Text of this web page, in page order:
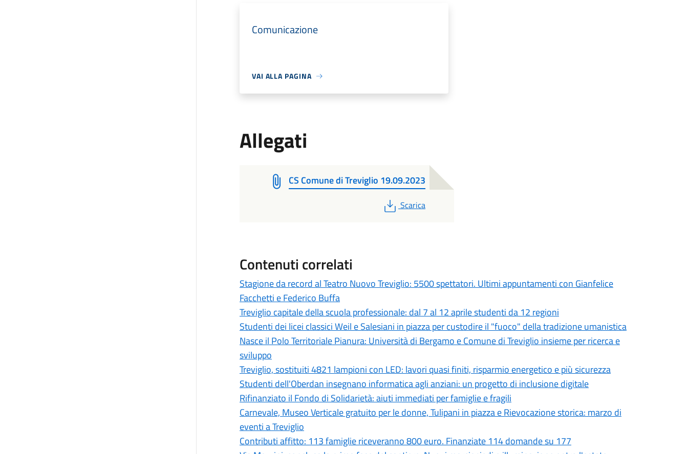
Comunicazione
VAI ALLA PAGINA
Allegati
CS Comune di Treviglio 19.09.2023
PDF
Scarica
Contenuti correlati
Stagione da record al Teatro Nuovo Treviglio: 5500 spettatori. Ultimi appuntamenti con Gianfelice
Facchetti e Federico Buffa
Treviglio capitale della scuola professionale: dal 7 al 12 aprile studenti da 12 regioni
Studenti dei licei classici Weil e Salesiani in piazza per custodire il "fuoco" della tradizione umanistica
Nasce il Polo Territoriale Pianura: Università di Bergamo e Comune di Treviglio insieme per ricerca e
sviluppo
Treviglio, sostituiti 4821 lampioni con LED: lavori quasi finiti, risparmio energetico e più sicurezza
Studenti dell'Oberdan insegnano informatica agli anziani: un progetto di inclusione digitale
Rifinanziato il Fondo di Solidarietà: aiuti immediati per famiglie e fragili
Carnevale, Museo Verticale gratuito per le donne, Tulipani in piazza e Rievocazione storica: marzo di
eventi a Treviglio
Contributi affitto: 113 famiglie riceveranno 800 euro. Finanziate 114 domande su 177